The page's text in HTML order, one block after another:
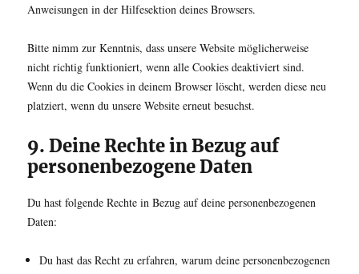
Anweisungen in der Hilfesektion deines Browsers.
Bitte nimm zur Kenntnis, dass unsere Website möglicherweise
nicht richtig funktioniert, wenn alle Cookies deaktiviert sind.
Wenn du die Cookies in deinem Browser löscht, werden diese neu
platziert, wenn du unsere Website erneut besuchst.
9. Deine Rechte in Bezug auf
personenbezogene Daten
Du hast folgende Rechte in Bezug auf deine personenbezogenen
Daten:
Du hast das Recht zu erfahren, warum deine personenbezogenen